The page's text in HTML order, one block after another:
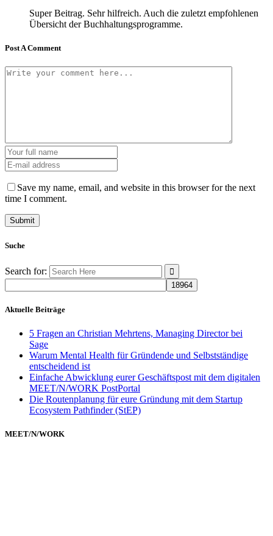
Super Beitrag. Sehr hilfreich. Auch die zuletzt empfohlenen
Übersicht der Buchhaltungsprogramme.
Post A Comment
Save my name, email, and website in this browser for the next
time I comment.
Suche
Search for:
Aktuelle Beiträge
5 Fragen an Christian Mehrtens, Managing Director bei
Sage
Warum Mental Health für Gründende und Selbstständige
entscheidend ist
Einfache Abwicklung eurer Geschäftspost mit dem digitalen
MEET/N/WORK PostPortal
Die Routenplanung für eure Gründung mit dem Startup
Ecosystem Pathfinder (StEP)
MEET/N/WORK